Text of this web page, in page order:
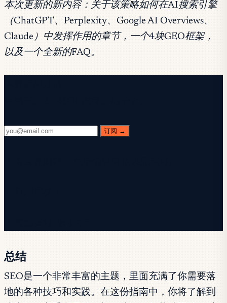
本次更新的新内容：关于该策略如何在AI搜索引擎
（ChatGPT、Perplexity、Google AI Overviews、
Claude）中发挥作用的章节，一个4块GEO框架，
以及一个全新的FAQ。
订阅 →
总结
SEO是一个非常丰富的主题，里面充满了你需要落
地的各种技巧和实践。在这份指南中，你将了解到